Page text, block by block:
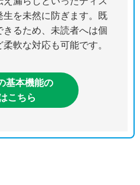
生を未然に防ぎます。既
るため、未読者へは個
軟な対応も可能です。
基本機能の
こちら